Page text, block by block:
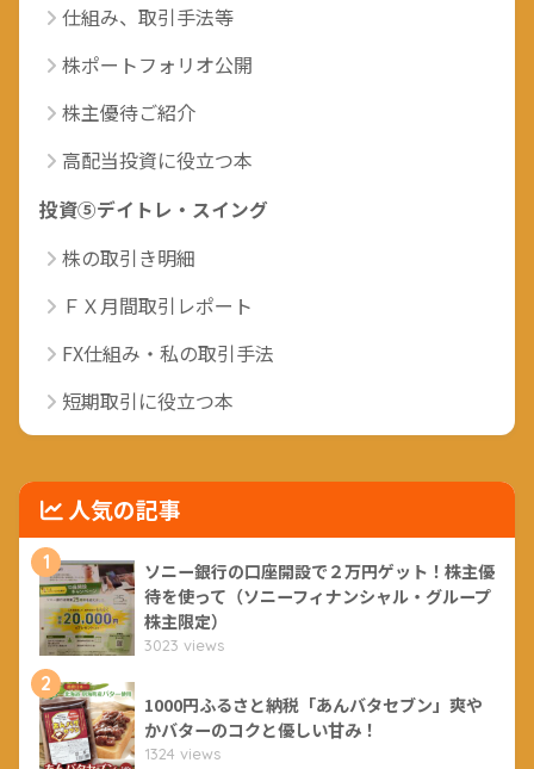
仕組み、取引手法等
株ポートフォリオ公開
株主優待ご紹介
高配当投資に役立つ本
投資⑤デイトレ・スイング
株の取引き明細
ＦＸ月間取引レポート
FX仕組み・私の取引手法
短期取引に役立つ本
人気の記事
1
ソニー銀行の口座開設で２万円ゲット！株主優
待を使って（ソニーフィナンシャル・グループ
株主限定）
3023 views
2
1000円ふるさと納税「あんバタセブン」爽や
かバターのコクと優しい甘み！
1324 views